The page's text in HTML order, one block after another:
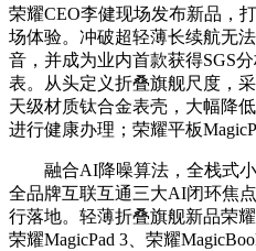
荣耀CEO李健现场发布新品，
场体验。冲破超轻薄长续航无
音，并成为业内首款获得SGS
表。从头定义折叠旗舰尺度，
天级材质钛合金表壳，大幅降
进行健康办理；荣耀平板
融合AI降噪算法，全栈式小
全品牌互联互通三大AI闭环焦
行落地。轻薄折叠旗舰新品荣
荣耀MagicPad 3、荣耀